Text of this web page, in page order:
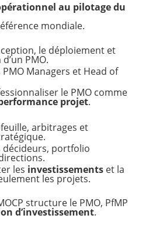
au pilotage du
mondiale.
le déploiement et
PMO.
Managers et Head of
le PMO comme
projet.
arbitrages et
décideurs, portfolio
les investissementset la
les projets.
structure le PMO, PfMP
d’investissement.